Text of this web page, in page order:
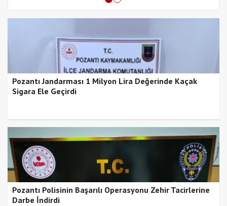
Pozantı Jandarması 1 Milyon Lira Değerinde Kaçak
Sigara Ele Geçirdi
Pozantı Polisinin Başarılı Operasyonu Zehir Tacirlerine
Darbe İndirdi